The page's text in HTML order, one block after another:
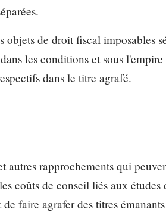
objets de droit fiscal imposables
les conditions et sous
dans le titre agrafé.
rapprochements qui
coûts de conseil liés aux études
faire agrafer des titres